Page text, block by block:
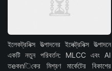
ইলেকট্রনিক্স উত্পাদনের ইলেক্ট্রনিক্স উত্পাদনে
একটি নতুন পরিবর্তন: MLCC এবং AI
তeকnিকের মিশ্রণ মার্কেটের বিকাশের